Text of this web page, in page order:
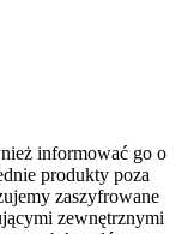
informować go o
produkty poza
zaszyfrowane
zewnętrznymi